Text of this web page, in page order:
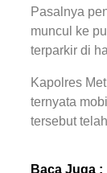
Pasalnya
muncul ke
terparkir di
Kapolres
ternyata
tersebut
Baca Juga :